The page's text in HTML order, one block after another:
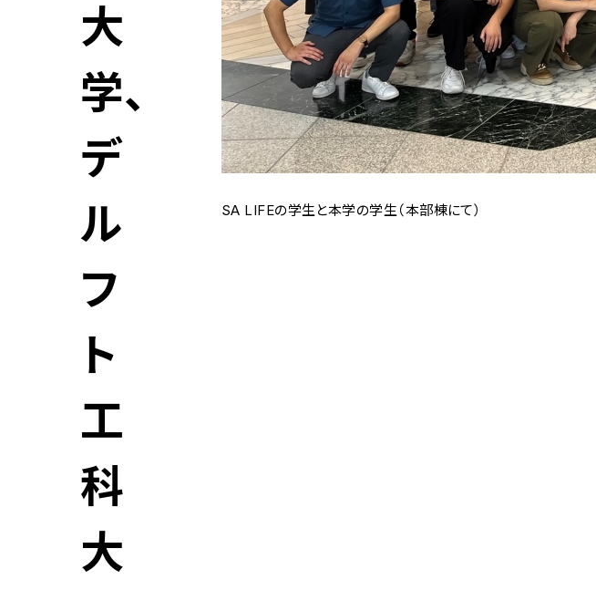
大
学、
デ
ル
フ
ト
工
科
大
SA LIFEの学生と本学の学生（本部棟にて）